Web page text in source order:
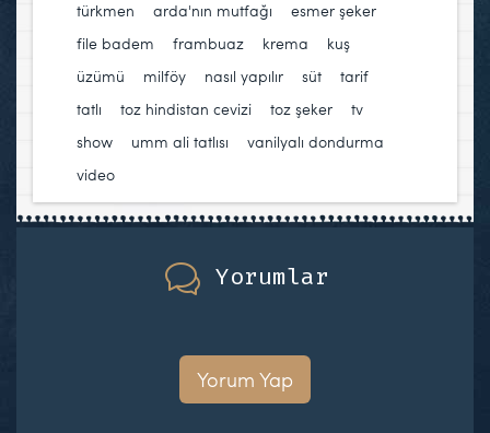
türkmen
arda'nın mutfağı esmer şeker
file badem
frambuaz krema
kuş
üzümü
milföy nasıl yapılır süt tarif
tatlı
toz hindistan cevizi toz şeker
tv
show
umm ali tatlısı vanilyalı dondurma
video
Yorumlar
Yorum Yap